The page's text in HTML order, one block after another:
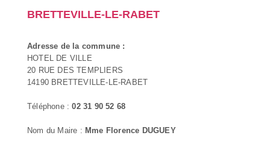
BRETTEVILLE-LE-RABET
Adresse de la commune :
HOTEL DE VILLE
20 RUE DES TEMPLIERS
14190 BRETTEVILLE-LE-RABET
Téléphone :02 31 90 52 68
Nom du Maire : Mme Florence DUGUEY